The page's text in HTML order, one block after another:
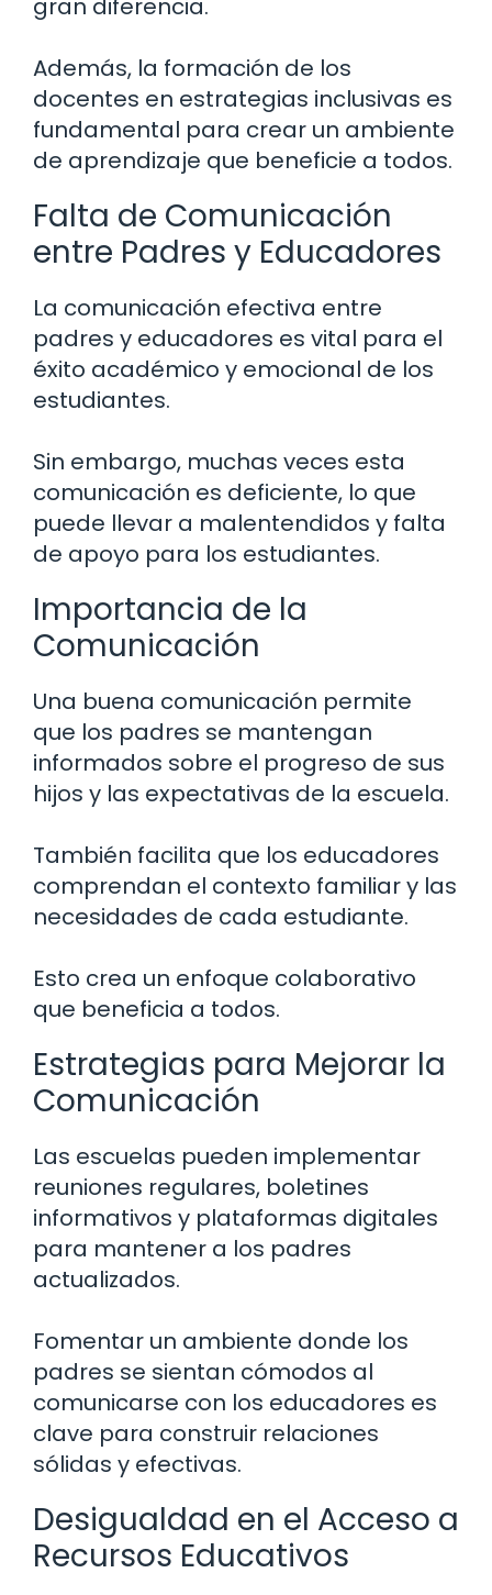
gran diferencia.
Además, la formación de los
docentes en estrategias inclusivas es
fundamental para crear un ambiente
de aprendizaje que beneficie a todos.
Falta de Comunicación
entre Padres y Educadores
La comunicación efectiva entre
padres y educadores es vital para el
éxito académico y emocional de los
estudiantes.
Sin embargo, muchas veces esta
comunicación es deficiente, lo que
puede llevar a malentendidos y falta
de apoyo para los estudiantes.
Importancia de la
Comunicación
Una buena comunicación permite
que los padres se mantengan
informados sobre el progreso de sus
hijos y las expectativas de la escuela.
También facilita que los educadores
comprendan el contexto familiar y las
necesidades de cada estudiante.
Esto crea un enfoque colaborativo
que beneficia a todos.
Estrategias para Mejorar la
Comunicación
Las escuelas pueden implementar
reuniones regulares, boletines
informativos y plataformas digitales
para mantener a los padres
actualizados.
Fomentar un ambiente donde los
padres se sientan cómodos al
comunicarse con los educadores es
clave para construir relaciones
sólidas y efectivas.
Desigualdad en el Acceso a
Recursos Educativos